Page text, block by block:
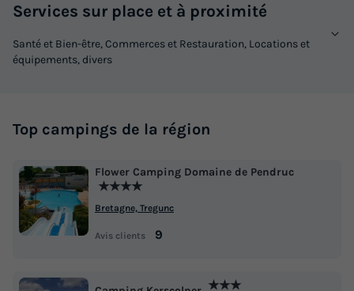
Services sur place et à proximité
Santé et Bien-être, Commerces et Restauration, Locations et
équipements, divers
Top campings de la région
Flower Camping Domaine de Pendruc
★★★★
Bretagne, Tregunc
Avis clients 9
★★★